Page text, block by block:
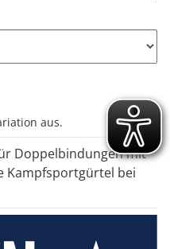
aus.
Doppelbindungen mit
Kampfsportgürtel bei